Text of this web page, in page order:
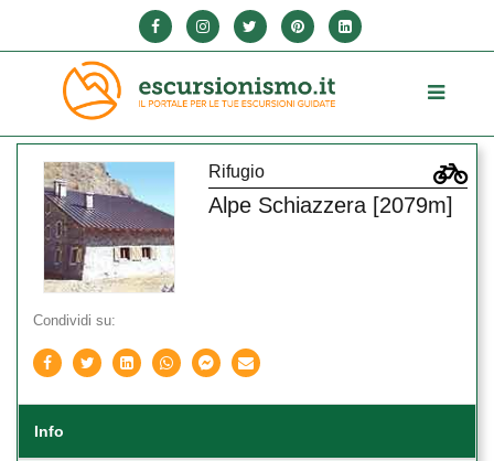
Rifugio
Alpe Schiazzera [2079m]
Condividi su:
Info